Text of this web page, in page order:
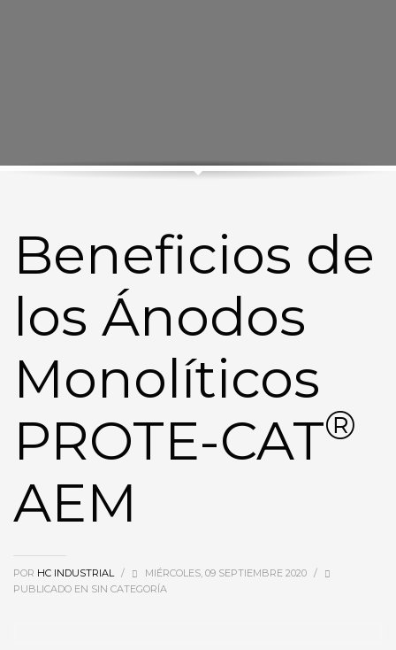
Beneficios de
los Ánodos
Monolíticos
PROTE-CAT®
AEM
POR HC INDUSTRIAL / MIÉRCOLES, 09 SEPTIEMBRE 2020 /
PUBLICADO EN SIN CATEGORÍA